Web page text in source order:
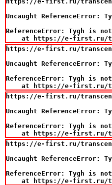
Uncaught ReferenceError:
ReferenceError: Tygh is
at https://e-first.ru/
https://e-first.ru/
Uncaught ReferenceError:
ReferenceError: Tygh is
at https://e-first.ru/
https://e-first.ru/
Uncaught ReferenceError:
ReferenceError: Tygh is
at https://e-first.ru/
https://e-first.ru/
Uncaught ReferenceError:
ReferenceError: Tygh is
at https://e-first.ru/